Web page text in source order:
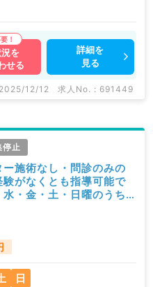
を
せる
詳細を
見る
12/12 求人No. : 691449
停止
施術なし・問診のみの
がなくとも指導可能で
・金・土・日曜のうち
不問／非常勤）
日